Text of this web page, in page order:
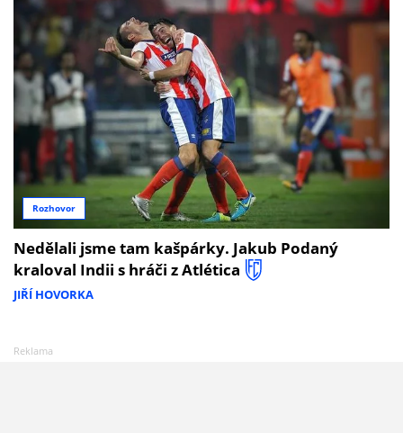
Rozhovor
Nedělali jsme tam kašpárky. Jakub Podaný
kraloval Indii s hráči z Atlética
JIŘÍ HOVORKA